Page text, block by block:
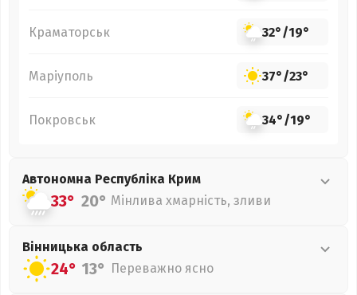
Краматорськ 32°/19°
Маріуполь 37°/23°
Покровськ 34°/19°
Автономна Республіка Крим
33° 20° Мінлива хмарність, зливи
Вінницька область
24° 13° Переважно ясно